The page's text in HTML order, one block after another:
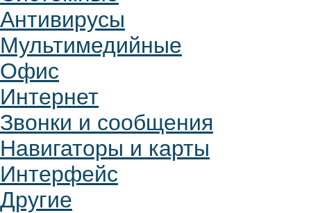
Антивирусы
Мультимедийные
Офис
Интернет
Звонки и сообщения
Навигаторы и карты
Интерфейс
Другие